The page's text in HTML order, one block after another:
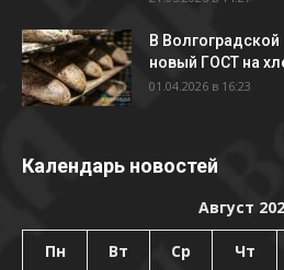
В Волгоградской
новый ГОСТ на
01.04.2026 в 16:23
Календарь новостей
Август
Пн Вт Ср Чт